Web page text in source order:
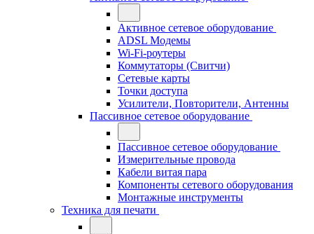
Активное сетевое оборудование
ADSL Модемы
Wi-Fi-роутеры
Коммутаторы (Свитчи)
Сетевые карты
Точки доступа
Усилители, Повторители, Антенны
Пассивное сетевое оборудование
Пассивное сетевое оборудование
Измерительные провода
Кабели витая пара
Компоненты сетевого оборудования
Монтажные инструменты
Техника для печати